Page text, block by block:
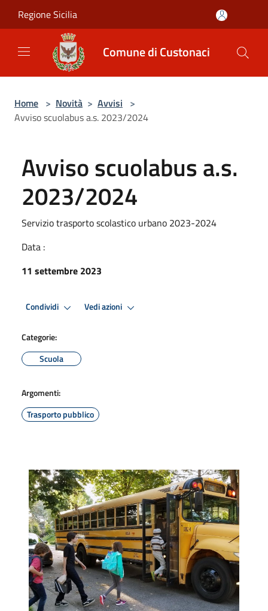
Regione Sicilia
Comune di Custonaci
Home > Novità > Avvisi >
Avviso scuolabus a.s. 2023/2024
Avviso scuolabus a.s.
2023/2024
Servizio trasporto scolastico urbano 2023-2024
Data :
11 settembre 2023
Condividi Vedi azioni
Categorie:
Scuola
Argomenti:
Trasporto pubblico